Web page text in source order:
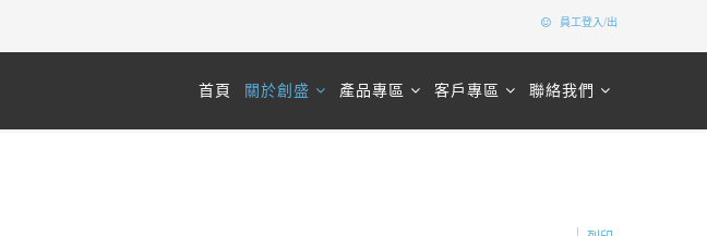
員工登入/出
首頁 關於創盛 產品專區 客戶專區 聯絡我們